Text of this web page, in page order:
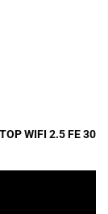
WIFI 2.5 FE 30